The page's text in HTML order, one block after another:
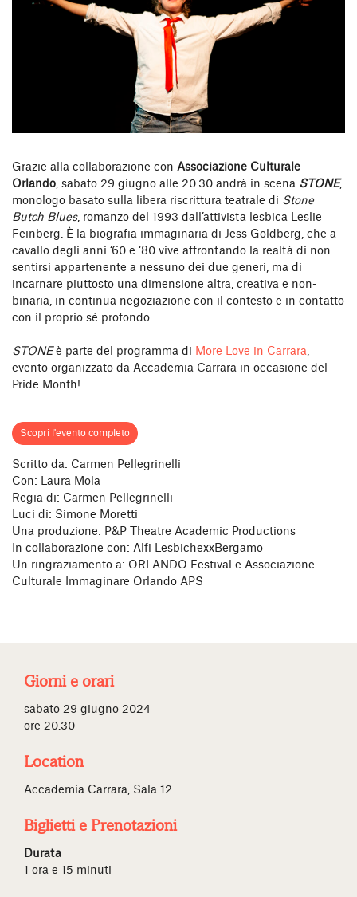
Grazie alla collaborazione con Associazione Culturale
Orlando , sabato 29 giugno alle 20.30 andrà in scena STONE,
monologo basato sulla libera riscrittura teatrale di Stone
Butch Blues, romanzo del 1993 dall’attivista lesbica Leslie
Feinberg. È la biografia immaginaria di Jess Goldberg, che a
cavallo degli anni ‘60 e ‘80 vive affrontando la realtà di non
sentirsi appartenente a nessuno dei due generi, ma di
incarnare piuttosto una dimensione altra, creativa e non-
binaria, in continua negoziazione con il contesto e in contatto
con il proprio sé profondo.
STONEè parte del programma di More Love in Carrara
evento organizzato da Accademia Carrara in occasione del
Pride Month!
Scopri l'evento completo
Scritto da: Carmen Pellegrinelli
Con: Laura Mola
Regia di: Carmen Pellegrinelli
Luci di: Simone Moretti
Una produzione: P&P Theatre Academic Productions
In collaborazione con: Alfi LesbichexxBergamo
Un ringraziamento a: ORLANDO Festival e Associazione
Culturale Immaginare Orlando APS
Giorni e orari
sabato 29 giugno 2024
ore 20.30
Location
Accademia Carrara, Sala 12
Biglietti e Prenotazioni
Durata
1 ora e 15 minuti